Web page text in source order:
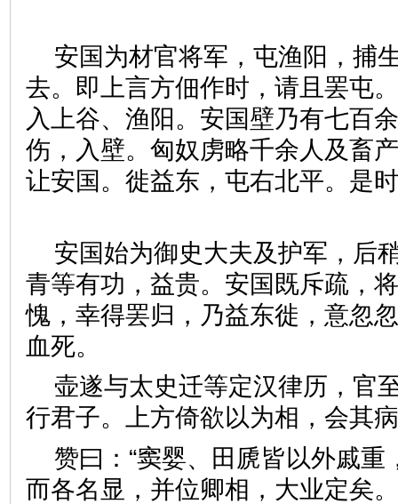
安国为材官将军，屯渔阳，捕
去。即上言方佃作时，请且罢屯
入上谷、渔阳。安国壁乃有七百
伤，入壁。匈奴虏略千余人及畜
让安国。徙益东，屯右北平。是
安国始为御史大夫及护军，后
青等有功，益贵。安国既斥疏，
愧，幸得罢归，乃益东徙，意忽
血死。
壶遂与太史迁等定汉律历，官
行君子。上方倚欲以为相，
赞曰：“窦婴、田虒皆以外戚
而各名显，并位卿相，大业定矣